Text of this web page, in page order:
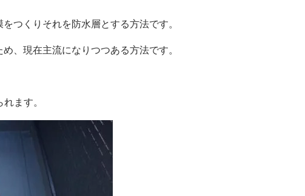
つくりそれを防水層とする方法です。
、現在主流になりつつある方法です。
ます。